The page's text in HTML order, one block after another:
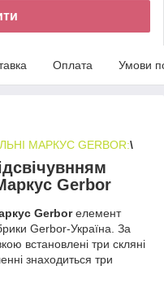
Оплата Умови
МАРКУС GERBOR:\
Gerbor
Gerborелемент
Gerbor-Україна. За
встановлені три скляні
знаходиться три